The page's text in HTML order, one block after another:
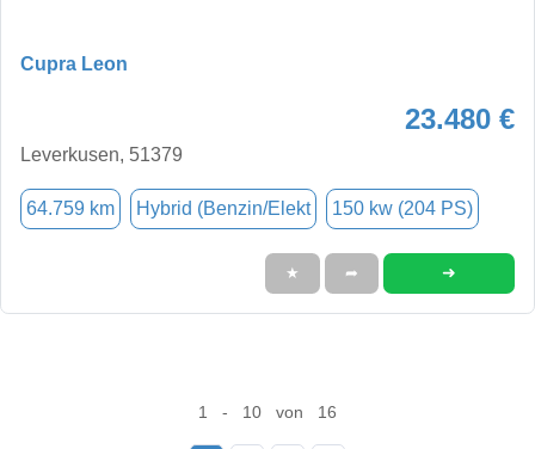
Cupra Leon
23.480 €
Leverkusen, 51379
64.759 km Hybrid (Benzin/Elekt 150 kw (204 PS)
★ ➦ ➜
1 - 10 von 16